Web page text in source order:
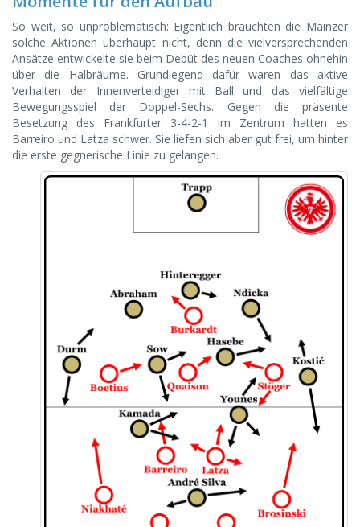
So weit, so unproblematisch: Eigentlich brauchten die Mainzer
solche Aktionen überhaupt nicht, denn die vielversprechenden
Ansätze entwickelte sie beim Debüt des neuen Coaches ohnehin
über die Halbräume. Grundlegend dafür waren das aktive
Verhalten der Innenverteidiger mit Ball und das vielfältige
Bewegungsspiel der Doppel-Sechs. Gegen die präsente
Besetzung des Frankfurter 3-4-2-1 im Zentrum hatten es
Barreiro und Latza schwer. Sie liefen sich aber gut frei, um hinter
die erste gegnerische Linie zu gelangen.